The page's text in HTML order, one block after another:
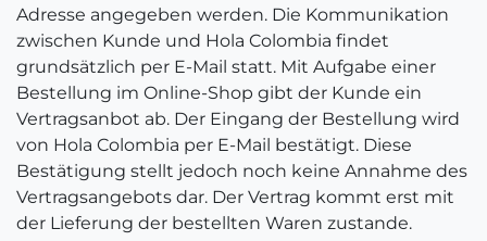
Adresse angegeben werden. Die Kommunikation
zwischen Kunde und Hola Colombia findet
grundsätzlich per E-Mail statt. Mit Aufgabe einer
Bestellung im Online-Shop gibt der Kunde ein
Vertragsanbot ab. Der Eingang der Bestellung wird
von Hola Colombia per E-Mail bestätigt. Diese
Bestätigung stellt jedoch noch keine Annahme des
Vertragsangebots dar. Der Vertrag kommt erst mit
der Lieferung der bestellten Waren zustande.